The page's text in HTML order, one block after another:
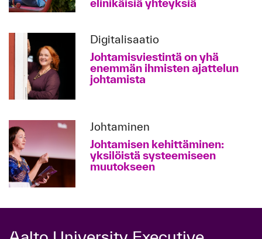
elinikäisiä yhteyksiä
Digitalisaatio
Johtamisviestintä on yhä
enemmän ihmisten ajattelun
johtamista
Johtaminen
Johtamisen kehittäminen:
yksilöistä systeemiseen
muutokseen